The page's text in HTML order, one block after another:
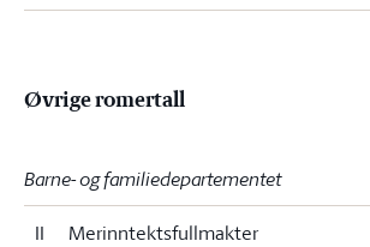
Øvrige romertall
Barne- og familiedepartementet
II Merinntektsfullmakter